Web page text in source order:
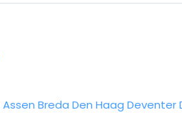
Assen Breda Den Haag Deventer